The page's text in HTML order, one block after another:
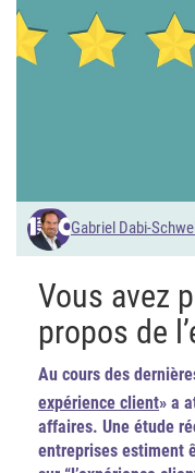
Gabriel Dabi-
Vous avez
propos de
Au cours des
expérience client» a
affaires. Une étude
entreprises estiment